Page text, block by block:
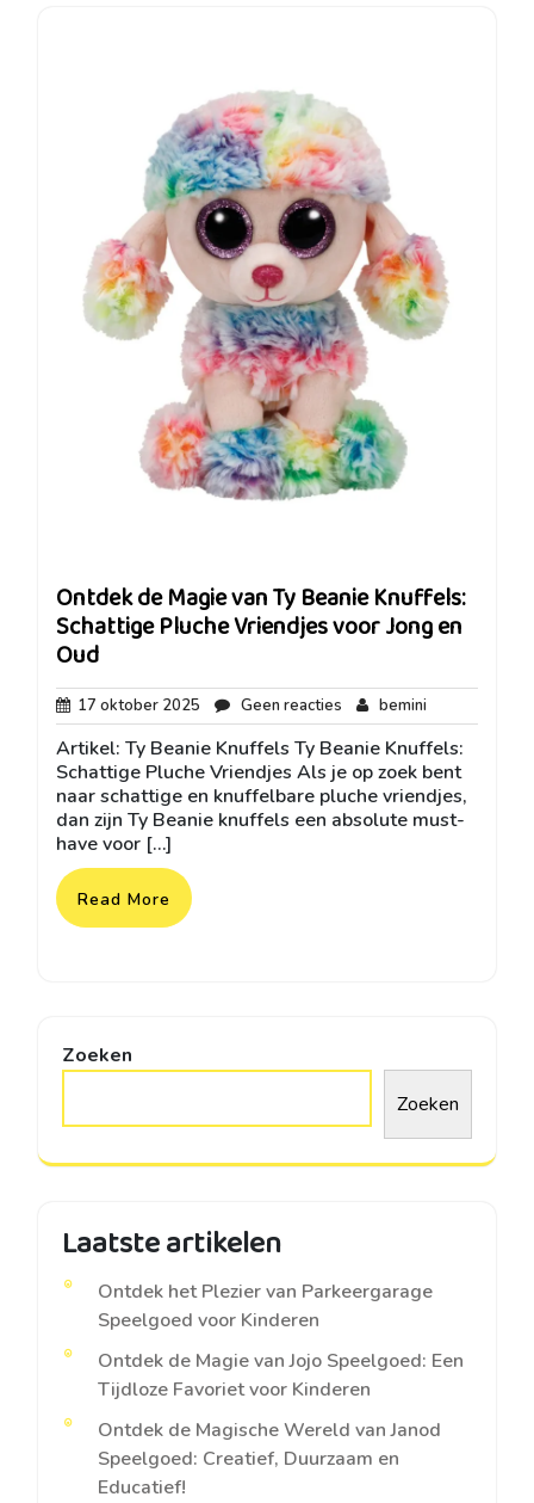
Ontdek de Magie van Ty Beanie Knuffels:
Schattige Pluche Vriendjes voor Jong en
Oud
17 oktober 2025 17
oktober
2025
Geen reacties Geen
reacties
bemini
Artikel: Ty Beanie Knuffels Ty Beanie Knuffels:
Schattige Pluche Vriendjes Als je op zoek bent
naar schattige en knuffelbare pluche vriendjes,
dan zijn Ty Beanie knuffels een absolute must-
have voor […]
Read More
Zoeken
Zoeken
Laatste artikelen
Ontdek het Plezier van Parkeergarage
Speelgoed voor Kinderen
Ontdek de Magie van Jojo Speelgoed: Een
Tijdloze Favoriet voor Kinderen
Ontdek de Magische Wereld van Janod
Speelgoed: Creatief, Duurzaam en
Educatief!